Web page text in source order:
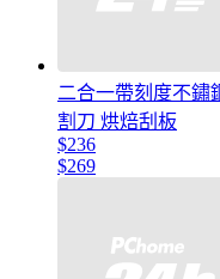
二合一帶刻度不鏽
割刀 烘焙刮板
$236
$269